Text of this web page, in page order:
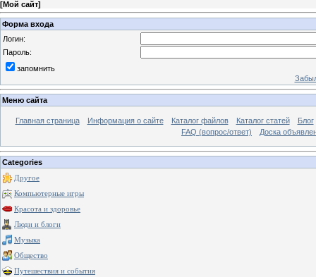
[Мой сайт]
Форма входа
Логин:
Пароль:
запомнить
Меню сайта
Главная страница Информация о сайте Каталог файлов Каталог статей
Блог
FAQ (вопрос/ответ)
Доска
Categories
Другое
Компьютерные игры
Красота и здоровье
Люди и блоги
Музыка
Общество
Путешествия и события